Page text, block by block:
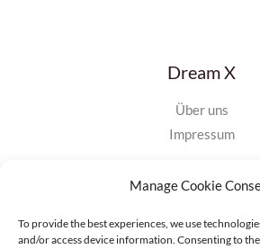
Manage Cookie
To provide the best experiences, we use
and/or access device information. Consenting to
Dream X
Über uns
Impressum
Hilfe